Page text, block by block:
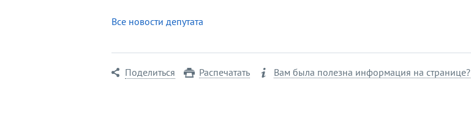
Все новости депутата
Поделиться Распечатать Вам была полезна информация на странице?